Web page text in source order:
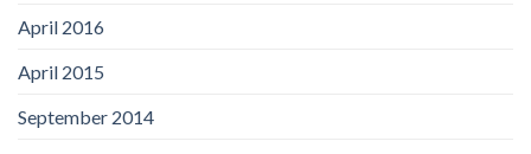
April 2016
April 2015
September 2014